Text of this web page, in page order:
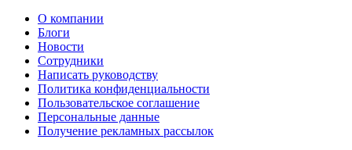
О компании
Блоги
Новости
Сотрудники
Написать руководству
Политика конфиденциальности
Пользовательское соглашение
Персональные данные
Получение рекламных рассылок